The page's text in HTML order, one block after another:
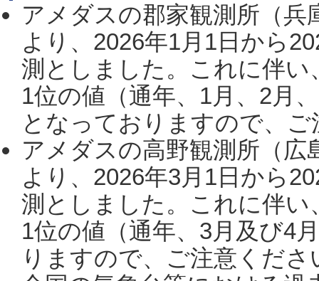
アメダスの郡家観測所（
より、2026年1月1日から
測としました。これに伴い
1位の値（通年、1月、2月
となっておりますので、
アメダスの高野観測所（
より、2026年3月1日から
測としました。これに伴い
1位の値（通年、3月及び4
りますので、ご注意くだ